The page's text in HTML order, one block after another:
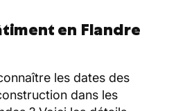
en Flandre
les dates des
dans les